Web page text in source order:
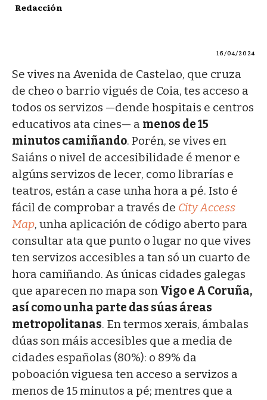
Redacción
16/04/2024
Se vives na Avenida de Castelao, que cruza
de cheo o barrio vigués de Coia, tes acceso a
todos os servizos —dende hospitais e centros
educativos ata cines— a menos de 15
minutos camiñando. Porén, se vives en
Saiáns o nivel de accesibilidade é menor e
algúns servizos de lecer, como librarías e
teatros, están a case unha hora a pé. Isto é
fácil de comprobar a través de City Access
Map, unha aplicación de código aberto para
consultar ata que punto o lugar no que vives
ten servizos accesibles a tan só un cuarto de
hora camiñando. As únicas cidades galegas
que aparecen no mapa son Vigo e A Coruña,
así como unha parte das súas áreas
metropolitanas. En termos xerais, ámbalas
dúas son máis accesibles que a media de
cidades españolas (80%): o 89% da
poboación viguesa ten acceso a servizos a
menos de 15 minutos a pé; mentres que a